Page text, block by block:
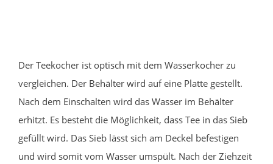
Der Teekocher ist optisch mit dem Wasserkocher zu
vergleichen. Der Behälter wird auf eine Platte gestellt.
Nach dem Einschalten wird das Wasser im Behälter
erhitzt. Es besteht die Möglichkeit, dass Tee in das Sieb
gefüllt wird. Das Sieb lässt sich am Deckel befestigen
und wird somit vom Wasser umspült. Nach der Ziehzeit